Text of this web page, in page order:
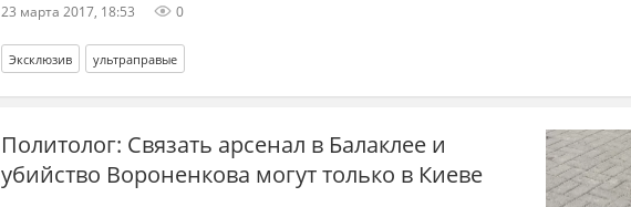
23 марта 2017, 18:53 0
Эксклюзив ультраправые
Политолог: Связать арсенал в Балаклее и
убийство Вороненкова могут только в Киеве